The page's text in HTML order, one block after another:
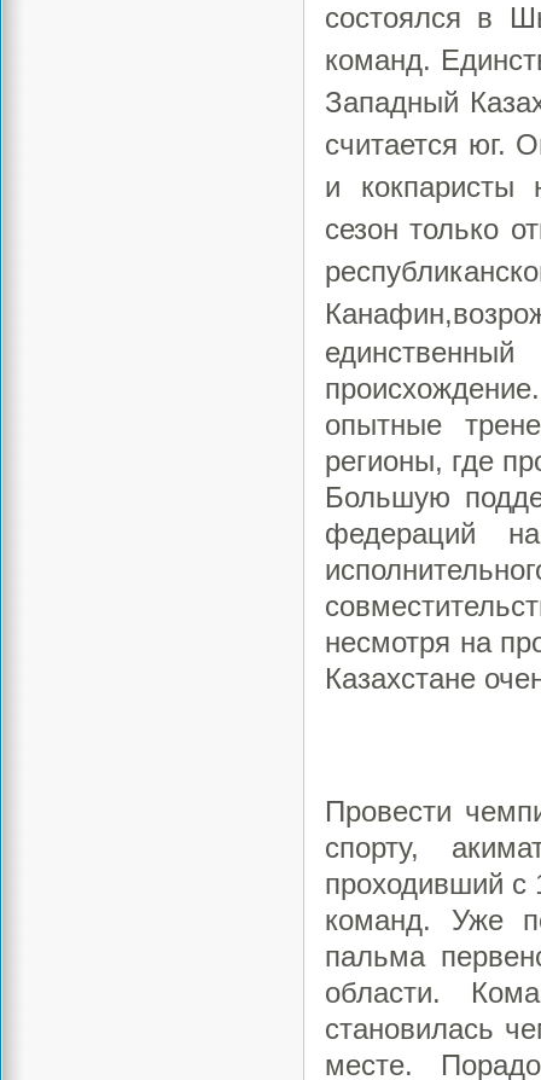
состоялся в
команд.
Западный
считается юг.
и кокпаристы
сезон только
Канафин,
опытные
регионы, где
Большую
федераций
несмотря на
Казахстане
Провести
спорту,
проходивший с
команд. Уже
пальма
области.
становилась
месте.